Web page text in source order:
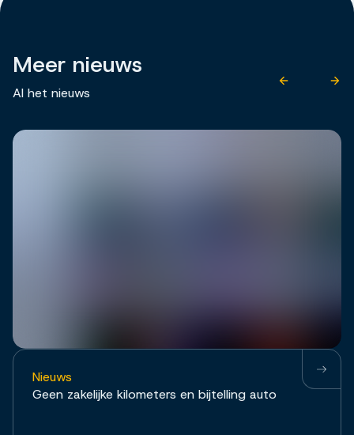
Meer nieuws
Al het nieuws
Nieuws
Geen zakelijke kilometers en bijtelling auto